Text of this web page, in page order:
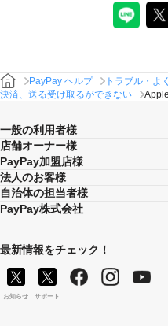
PayPay ヘルプ
トラブル・よ
決済、送る受け取るができない
一般の利用者様
店舗オーナー様
PayPay加盟店様
法人のお客様
自治体の担当者様
PayPay株式会社
最新情報をチェック！
お知らせ サポート